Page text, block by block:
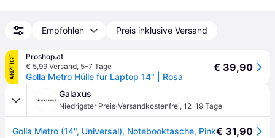
Empfohlen Preis inklusive Versand
ANZEIGE
Proshop.at
€ 5,99 Versand, 5–7 Tage
Golla Metro Hülle für Laptop 14" | Rosa
€ 39,90
Galaxus
Niedrigster Preis·Versandkostenfrei, 12–19 Tage
Golla Metro (14", Universal), Notebooktasche, Pink€ 31,90